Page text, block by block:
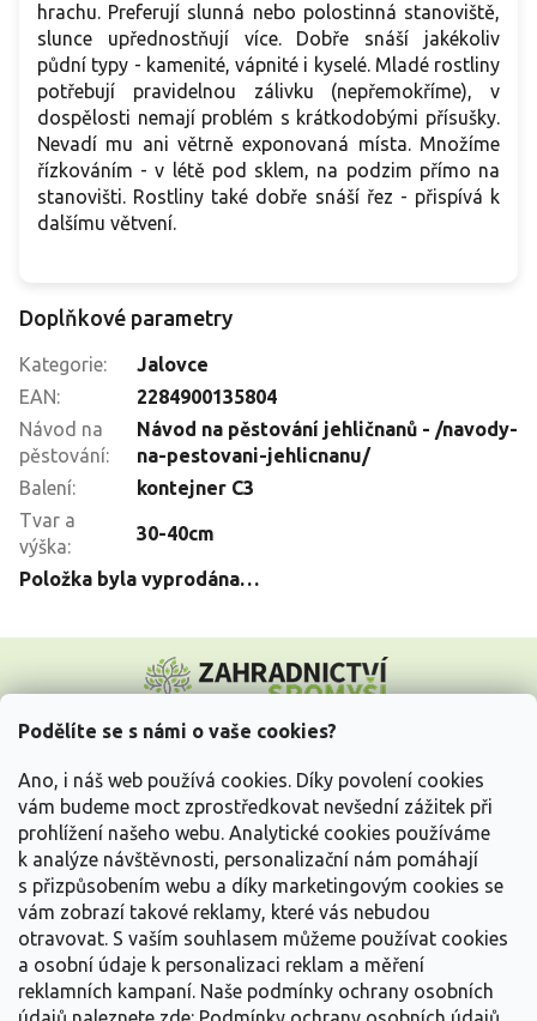
Podělíte se s námi o vaše cookies?
Ano, i náš web používá cookies. Díky povolení cookies
vám budeme moct zprostředkovat nevšední zážitek při
prohlížení našeho webu. Analytické cookies používáme
k analýze návštěvnosti, personalizační nám pomáhají
s přizpůsobením webu a díky marketingovým cookies se
vám zobrazí takové reklamy, které vás nebudou
otravovat. S vaším souhlasem můžeme používat cookies
a osobní údaje k personalizaci reklam a měření
reklamních kampaní. Naše podmínky ochrany osobních
hrachu. Preferují slunná nebo polostinná stanoviště,
slunce upřednostňují více. Dobře snáší jakékoliv
půdní typy - kamenité, vápnité i kyselé. Mladé rostliny
potřebují pravidelnou zálivku (nepřemokříme), v
dospělosti nemají problém s krátkodobými přísušky.
Nevadí mu ani větrně exponovaná místa. Množíme
řízkováním - v létě pod sklem, na podzim přímo na
stanovišti. Rostliny také dobře snáší řez - přispívá k
dalšímu větvení.
Doplňkové parametry
Kategorie:
Jalovce
EAN:
2284900135804
Návod na
pěstování:
Návod na pěstování jehličnanů - /navody-
na-pestovani-jehlicnanu/
Balení:
kontejner C3
Tvar a
výška:
30-40cm
Položka byla vyprodána…
p
Vše o nákupu
Informace pro Vás
Kontakujte nás